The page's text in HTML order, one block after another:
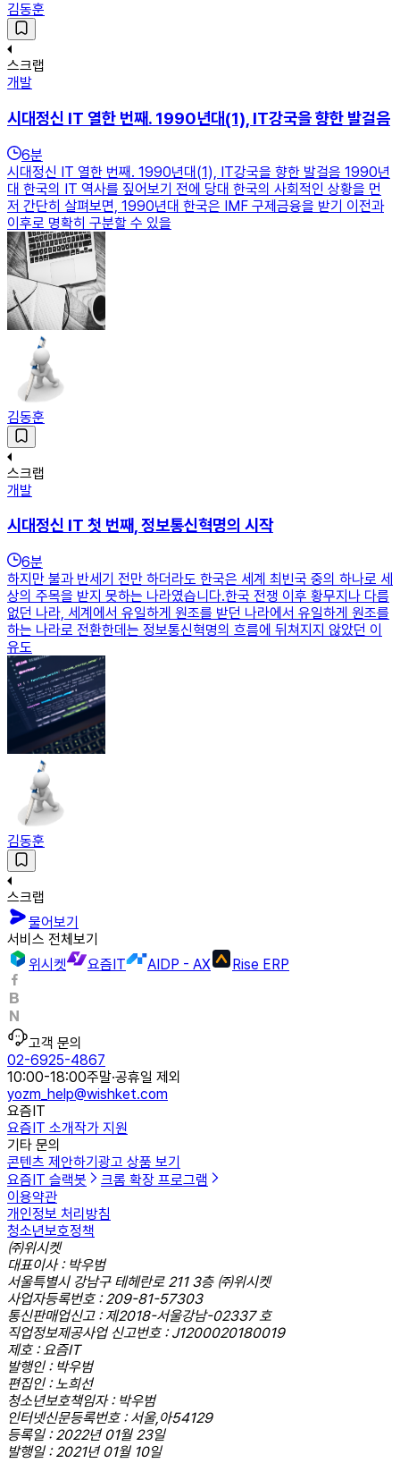
김동훈
스크랩
개발
시대정신 IT 열한 번째. 1990년대(1), IT강국을 향한 발걸음
6분
시대정신 IT 열한 번째. 1990년대(1), IT강국을 향한 발걸음 1990년
대 한국의 IT 역사를 짚어보기 전에 당대 한국의 사회적인 상황을 먼
저 간단히 살펴보면, 1990년대 한국은 IMF 구제금융을 받기 이전과
이후로 명확히 구분할 수 있을
김동훈
스크랩
개발
시대정신 IT 첫 번째, 정보통신혁명의 시작
6분
하지만 불과 반세기 전만 하더라도 한국은 세계 최빈국 중의 하나로 세
상의 주목을 받지 못하는 나라였습니다.한국 전쟁 이후 황무지나 다름
없던 나라, 세계에서 유일하게 원조를 받던 나라에서 유일하게 원조를
하는 나라로 전환한데는 정보통신혁명의 흐름에 뒤쳐지지 않았던 이
유도
김동훈
스크랩
물어보기
서비스 전체보기
위시켓
요즘IT AIDP - AX Rise ERP
고객 문의
02-6925-4867
10:00-18:00주말·공휴일 제외
yozm_help@wishket.com
요즘IT
요즘IT 소개작가 지원
기타 문의
콘텐츠 제안하기 광고 상품 보기
요즘IT 슬랙봇
크롬 확장 프로그램
이용약관
개인정보 처리방침
청소년보호정책
㈜위시켓
대표이사 : 박우범
서울특별시 강남구 테헤란로 211 3층 ㈜위시켓
사업자등록번호 : 209-81-57303
통신판매업신고 : 제2018-서울강남-02337 호
직업정보제공사업 신고번호 : J1200020180019
제호 : 요즘IT
발행인 : 박우범
편집인 : 노희선
청소년보호책임자 : 박우범
인터넷신문등록번호 : 서울,아54129
등록일 : 2022년 01월 23일
발행일 : 2021년 01월 10일